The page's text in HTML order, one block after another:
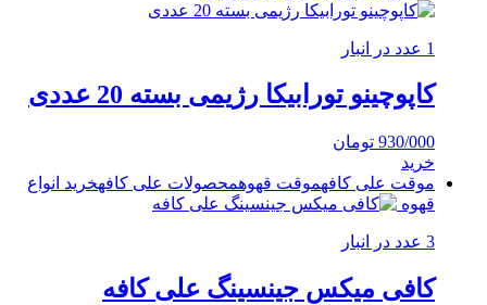
1 عدد در انبار
کاپوچینو تورابیکا رژیمی بسته 20 عددی
930/000 تومان
خرید
موقت علی کافهموقت قهوهمحصولات علی کافهخرید انواع
قهوه
3 عدد در انبار
کافی میکس جینسینگ علی کافه